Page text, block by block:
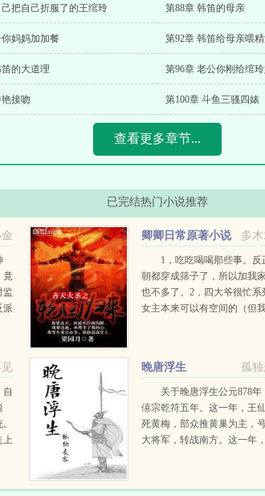
己把自己折服了的王绾玲 第88章 韩笛的母亲
妈妈加加餐 第92章 韩笛给母亲喂
的大道理 第96章 老公你刚给绾
接吻 第100章 斗鱼三骚四婊
查看更多章节...
已完结热门小说推荐
竟
监
派
多
卿卿日常原著小说
1，吃吃喝喝那些事。反
朝都穿成筛子了，所以加我
也不多了。2，四大爷很忙系
女主本来可以有空间的（但
自
上
孤
晚唐浮生
关于晚唐浮生公元878年
僖宗乾符五年。这一年，王
死黄梅，部众推黄巢为主，
大将军，转战南方。这一年
年，江南盗贼蜂起，连陷州